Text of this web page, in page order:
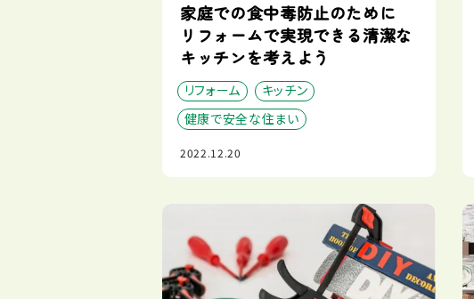
家庭での食中毒防止のために
リフォームで実現できる清潔な
キッチンを考えよう
リフォーム
キッチン
健康で安全な住まい
2022.12.20